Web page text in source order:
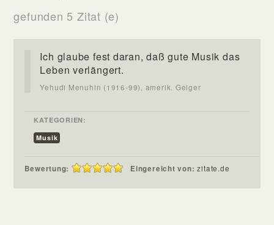
gefunden 5 Zitat (e)
Ich glaube fest daran, daß gute Musik das
Leben verlängert.
Yehudi Menuhin (1916-99), amerik. Geiger
KATEGORIEN:
Musik
Bewertung: Eingereicht von:zitate.de